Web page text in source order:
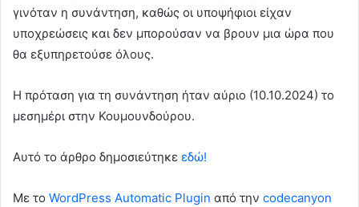
γινόταν η συνάντηση, καθώς οι υποψήφιοι είχαν
υποχρεώσεις και δεν μπορούσαν να βρουν μια ώρα που
θα εξυπηρετούσε όλους.
Η πρόταση για τη συνάντηση ήταν αύριο (10.10.2024) το
μεσημέρι στην Κουμουνδούρου.
Αυτό το άρθρο δημοσιεύτηκε εδώ!
Με το WordPress Automatic Plugin από την codecanyon